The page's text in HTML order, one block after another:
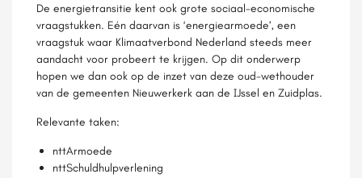
De energietransitie kent ook grote sociaal-economische
vraagstukken. Eén daarvan is ‘energiearmoede’, een
vraagstuk waar Klimaatverbond Nederland steeds meer
aandacht voor probeert te krijgen. Op dit onderwerp
hopen we dan ook op de inzet van deze oud-wethouder
van de gemeenten Nieuwerkerk aan de IJssel en Zuidplas.
Relevante taken:
nttArmoede
nttSchuldhulpverlening